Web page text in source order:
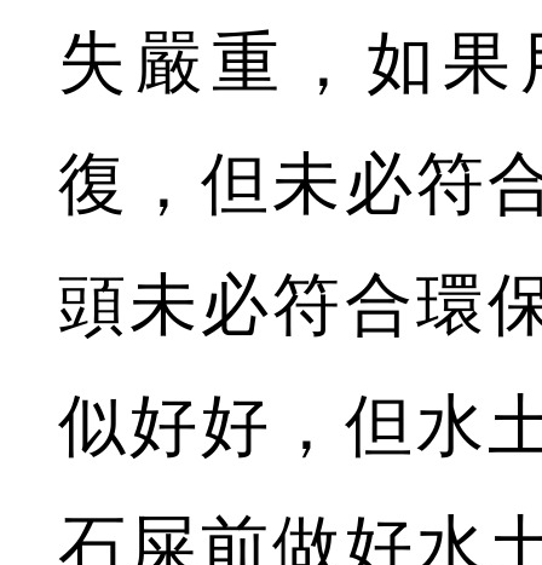
失嚴重，如
復，但未必符
頭未必符合環
似好好，但水
石屎前做好水